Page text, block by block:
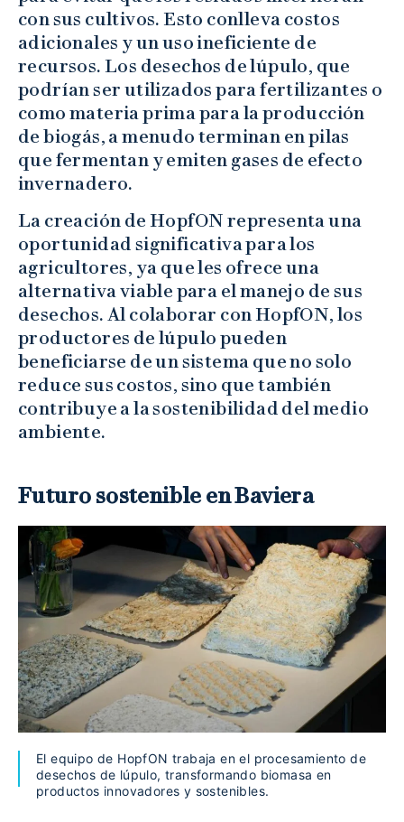
con sus cultivos. Esto conlleva costos
adicionales y un uso ineficiente de
recursos. Los desechos de lúpulo, que
podrían ser utilizados para fertilizantes o
como materia prima para la producción
de biogás, a menudo terminan en pilas
que fermentan y emiten gases de efecto
invernadero.
La creación de HopfON representa una
oportunidad significativa para los
agricultores, ya que les ofrece una
alternativa viable para el manejo de sus
desechos. Al colaborar con HopfON, los
productores de lúpulo pueden
beneficiarse de un sistema que no solo
reduce sus costos, sino que también
contribuye a la sostenibilidad del medio
ambiente.
Futuro sostenible en Baviera
El equipo de HopfON trabaja en el procesamiento de
desechos de lúpulo, transformando biomasa en
productos innovadores y sostenibles.